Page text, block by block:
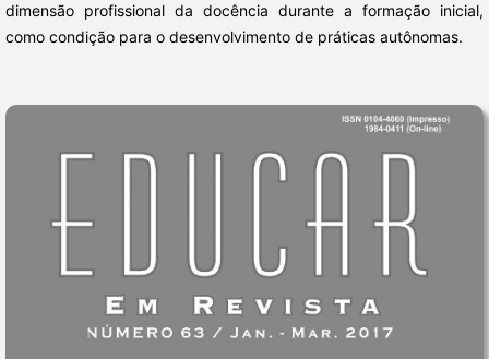
dimensão profissional da docência durante a formação inicial,
como condição para o desenvolvimento de práticas autônomas.